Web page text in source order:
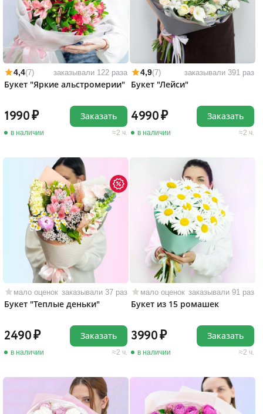
4,4(7) заказывали 122 раза
Букет "Яркие альстромерии"
1990
в наличии 2 ч.
Заказать
4,9(7) заказывали 391 раз
Букет "Лейси"
4990
в наличии 2 ч.
Заказать
мало оценок заказывали 37 раз
Букет "Теплые деньки"
2490
в наличии 2 ч.
Заказать
мало оценок заказывали 91 раз
Букет из 15 ромашек
3990
в наличии 2 ч.
Заказать